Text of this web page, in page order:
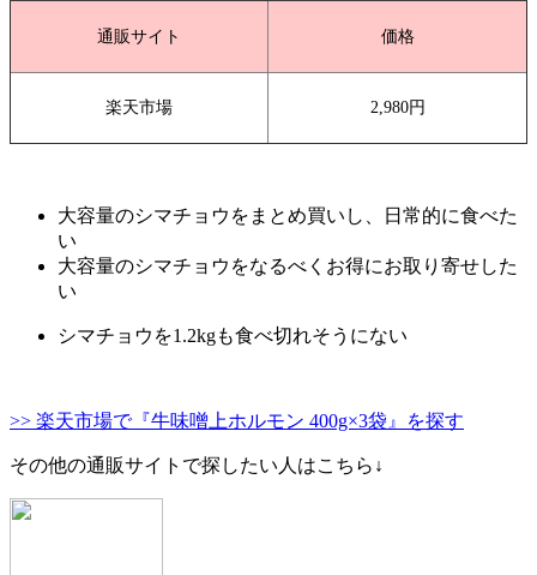
通販サイト 価格
楽天市場 2,980円
大容量のシマチョウをまとめ買いし、日常的に食べた
い
大容量のシマチョウをなるべくお得にお取り寄せした
い
シマチョウを1.2kgも食べ切れそうにない
>> 楽天市場で『牛味噌上ホルモン 400g×3袋』を探す
その他の通販サイトで探したい人はこちら↓